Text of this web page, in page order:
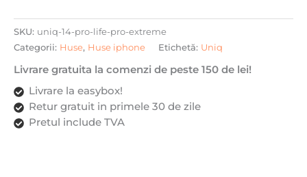
SKU: uniq-14-pro-life-pro-extreme
Categorii: Huse, Huse iphone Etichetă: Uniq
Livrare gratuita la comenzi de peste 150 de lei!
Livrare la easybox!
Retur gratuit in primele 30 de zile
Pretul include TVA